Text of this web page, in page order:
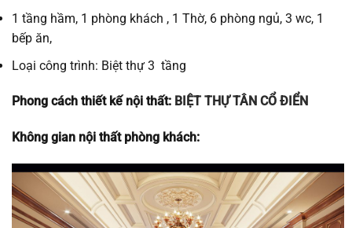
1 tầng hầm, 1 phòng khách , 1 Thờ, 6 phòng ngủ, 3 wc, 1
bếp ăn,
Loại công trình: Biệt thự 3 tầng
Phong cách thiết kế nội thất: BIỆT THỰ TÂN CỔ ĐIỂN
Không gian nội thất phòng khách: